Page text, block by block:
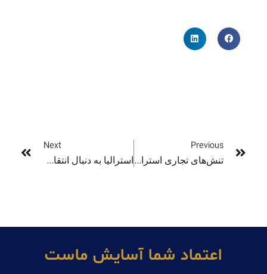
Previous
تنش‌های تجاری استرالیا با ایالات متحده و تأثیرات آن !
Next
استرالیا به دنبال انتقام اقتصادی از آمریکا تسلا را هدف میگیرد!
اعتماد شما آسايش ماست